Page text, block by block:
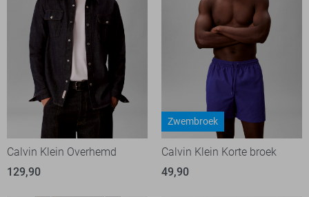
Calvin Klein Overhemd
129,90
Zwembroek
Calvin Klein Korte broek
49,90